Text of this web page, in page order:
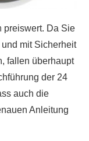
preiswert. Da Sie
mit Sicherheit
fallen überhaupt
der 24
auch die
Anleitung